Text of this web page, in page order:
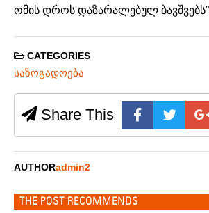
ომის დროს დაზარალებულ
CATEGORIES
საზოგადოება
Share This
AUTHORadmin2
THE POST RECOMMENDS